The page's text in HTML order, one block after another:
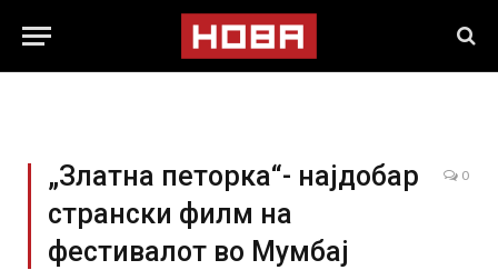
„Златна петорка“- најдобар
странски филм на
фестивалот во Мумбај
0